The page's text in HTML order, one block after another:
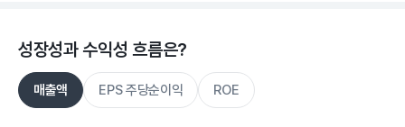
성장성과 수익성 흐름은?
매출액 EPS 주당순이익 ROE